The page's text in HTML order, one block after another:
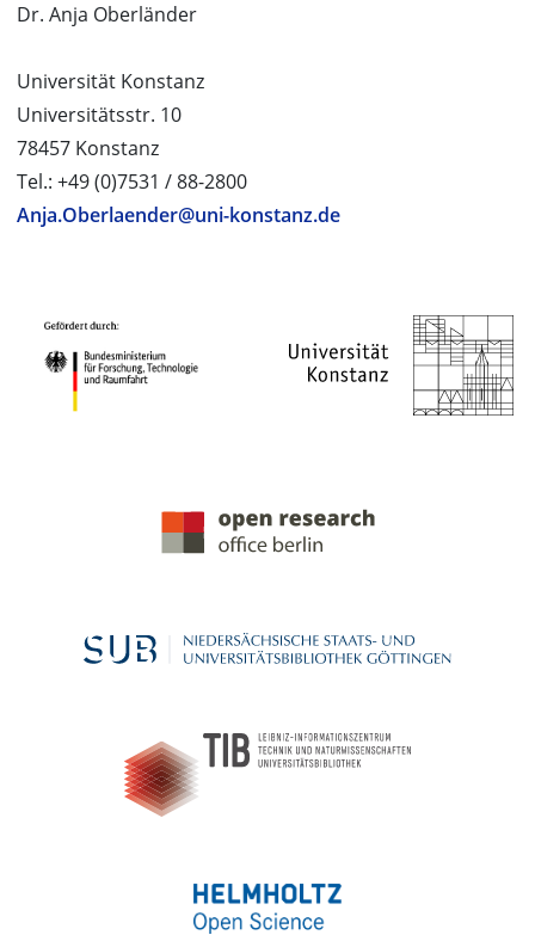
Dr. Anja Oberländer
Universität Konstanz
Universitätsstr. 10
78457 Konstanz
Tel.: +49 (0)7531 / 88-2800
Anja.Oberlaender@uni-konstanz.de